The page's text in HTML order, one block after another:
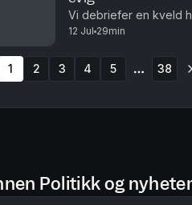
Vi debriefer en kveld
12 Jul 29min
1 2 3 4 5 38
Politikk og